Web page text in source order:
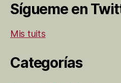
Sígueme en
Mis tuits
Categorías